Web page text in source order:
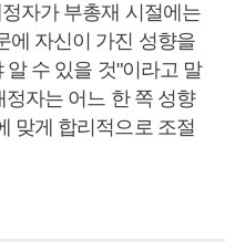
자가 부총재 시절에는
에 자신이 가진 성향을
알 수 있을 것"이라고 말
정자는 어느 한 쪽 성향
맞게 합리적으로 조절